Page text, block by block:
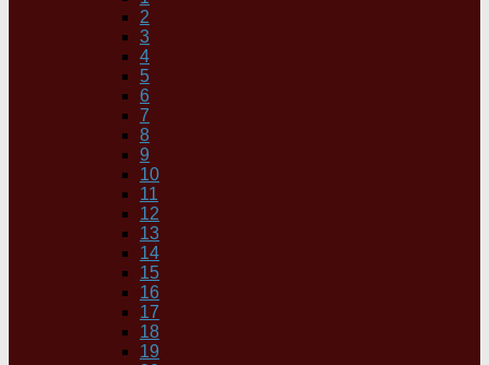
2
3
4
5
6
7
8
9
10
11
12
13
14
15
16
17
18
19